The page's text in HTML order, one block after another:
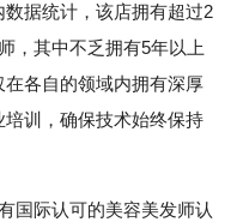
据统计，该店拥有超过2
，其中不乏拥有5年以上
各自的领域内拥有深厚
训，确保技术始终保持
国际认可的美容美发师认